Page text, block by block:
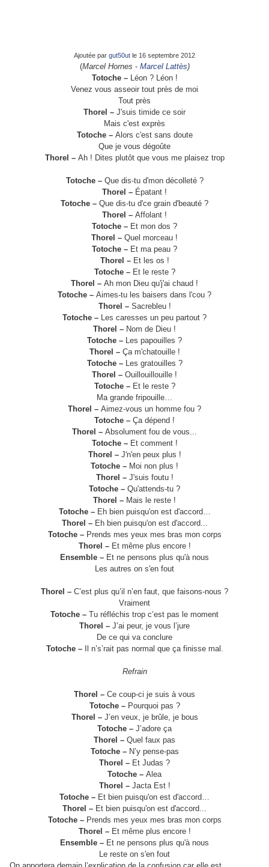
Ajoutée par gut50ut le 16 septembre 2012
(Marcel Hornes - Marcel Lattès)
Totoche – Léon ? Léon !
Venez vous asseoir tout près de moi
Tout près
Thorel – J'suis timide ce soir
Mais c'est exprès
Totoche – Alors c'est sans doute
Que je vous dégoûte
Thorel – Ah ! Dites plutôt que vous me plaisez trop
Totoche – Que dis-tu d'mon décolleté ?
Thorel – Épatant !
Totoche – Que dis-tu d'ce grain d'beauté ?
Thorel – Affolant !
Totoche – Et mon dos ?
Thorel – Quel morceau !
Totoche – Et ma peau ?
Thorel – Et les os !
Totoche – Et le reste ?
Thorel – Ah mon Dieu qu'j'ai chaud !
Totoche – Aimes-tu les baisers dans l'cou ?
Thorel – Sacrebleu !
Totoche – Les caresses un peu partout ?
Thorel – Nom de Dieu !
Totoche – Les papouilles ?
Thorel – Ça m'chatouille !
Totoche – Les gratouilles ?
Thorel – Ouillouillouille !
Totoche – Et le reste ?
Ma grande fripouille…
Thorel – Aimez-vous un homme fou ?
Totoche – Ça dépend !
Thorel – Absolument fou de vous...
Totoche – Et comment !
Thorel – J'n'en peux plus !
Totoche – Moi non plus !
Thorel – J'suis foutu !
Totoche – Qu'attends-tu ?
Thorel – Mais le reste !
Totoche – Eh bien puisqu'on est d'accord…
Thorel – Eh bien puisqu'on est d'accord...
Totoche – Prends mes yeux mes bras mon corps
Thorel – Et même plus encore !
Ensemble – Et ne pensons plus qu'à nous
Les autres on s'en fout
Thorel – C’est plus qu’il n’en faut, que faisons-nous ?
Vraiment
Totoche – Tu réfléchis trop c’est pas le moment
Thorel – J’ai peur, je vous l’jure
De ce qui va conclure
Totoche –
Il n’s’rait pas normal que ça finisse mal.
Refrain
Thorel – Ce coup-ci je suis à vous
Totoche – Pourquoi pas ?
Thorel – J’en veux, je brûle, je bous
Totoche – J’adore ça
Thorel – Quel faux pas
Totoche – N’y pense-pas
Thorel – Et Judas ?
Totoche – Alea
Thorel – Jacta Est !
Totoche – Et bien puisqu'on est d'accord…
Thorel – Et bien puisqu'on est d'accord...
Totoche – Prends mes yeux mes bras mon corps
Thorel – Et même plus encore !
Ensemble – Et ne pensons plus qu'à nous
Le reste on s'en fout